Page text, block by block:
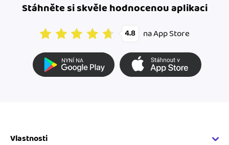
Stáhněte si skvěle hodnocenou aplikaci
4.8 na App Store
Vlastnosti